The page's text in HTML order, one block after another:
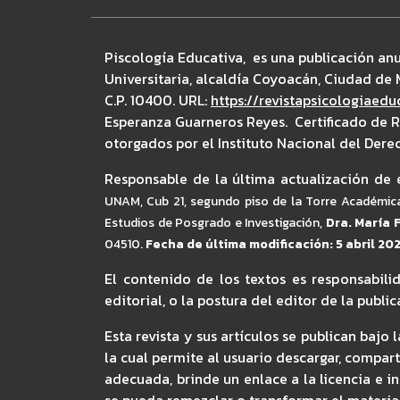
Piscología Educativa, es una publicación
Universitaria, alcaldía Coyoacán, Ciudad de
C.P. 10400. URL: https://
Esperanza Guarneros Reyes. Certificado de
otorgados por el Instituto Nacional del
Responsable de la última actualización
UNAM, Cub 21, segundo piso de la Torre
Estudios de Posgrado e Investigación, Dra. María
04510.Fecha de última modificación: 5 abril
El contenido de los textos es
editorial, o la postura del editor de la
Esta revista y sus artículos se publican
la cual permite al usuario descargar,
adecuada, brinde un enlace a la licencia e